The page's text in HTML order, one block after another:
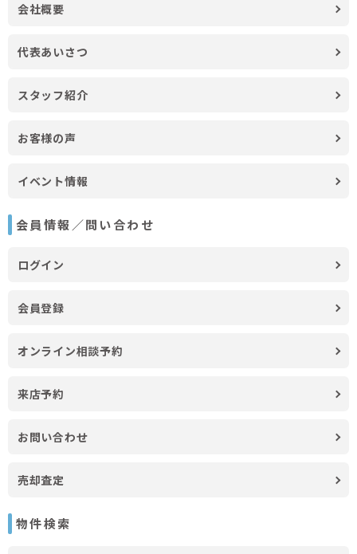
会社概要
代表あいさつ
スタッフ紹介
お客様の声
イベント情報
会員情報／問い合わせ
ログイン
会員登録
オンライン相談予約
来店予約
お問い合わせ
売却査定
物件検索